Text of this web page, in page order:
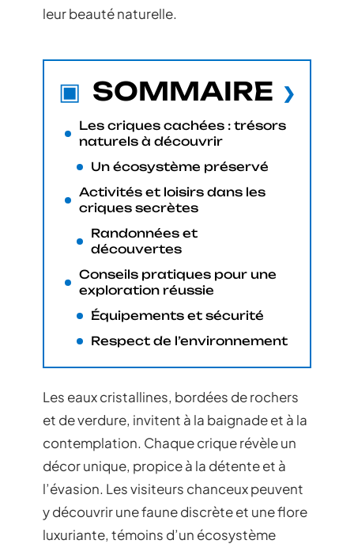
leur beauté naturelle.
SOMMAIRE
Les criques cachées : trésors
naturels à découvrir
Un écosystème préservé
Activités et loisirs dans les
criques secrètes
Randonnées et
découvertes
Conseils pratiques pour une
exploration réussie
Équipements et sécurité
Respect de l’environnement
Les eaux cristallines, bordées de rochers
et de verdure, invitent à la baignade et à la
contemplation. Chaque crique révèle un
décor unique, propice à la détente et à
l’évasion. Les visiteurs chanceux peuvent
y découvrir une faune discrète et une flore
luxuriante, témoins d’un écosystème